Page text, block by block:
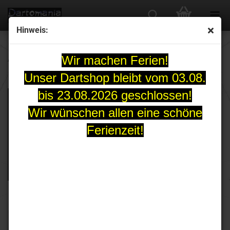
Hinweis:
Wir machen Ferien!
Unser Dartshop bleibt vom 03.08.
bis 23.08.2026 geschlossen!
Wir wünschen allen eine schöne
Ferienzeit!
Alle Flights